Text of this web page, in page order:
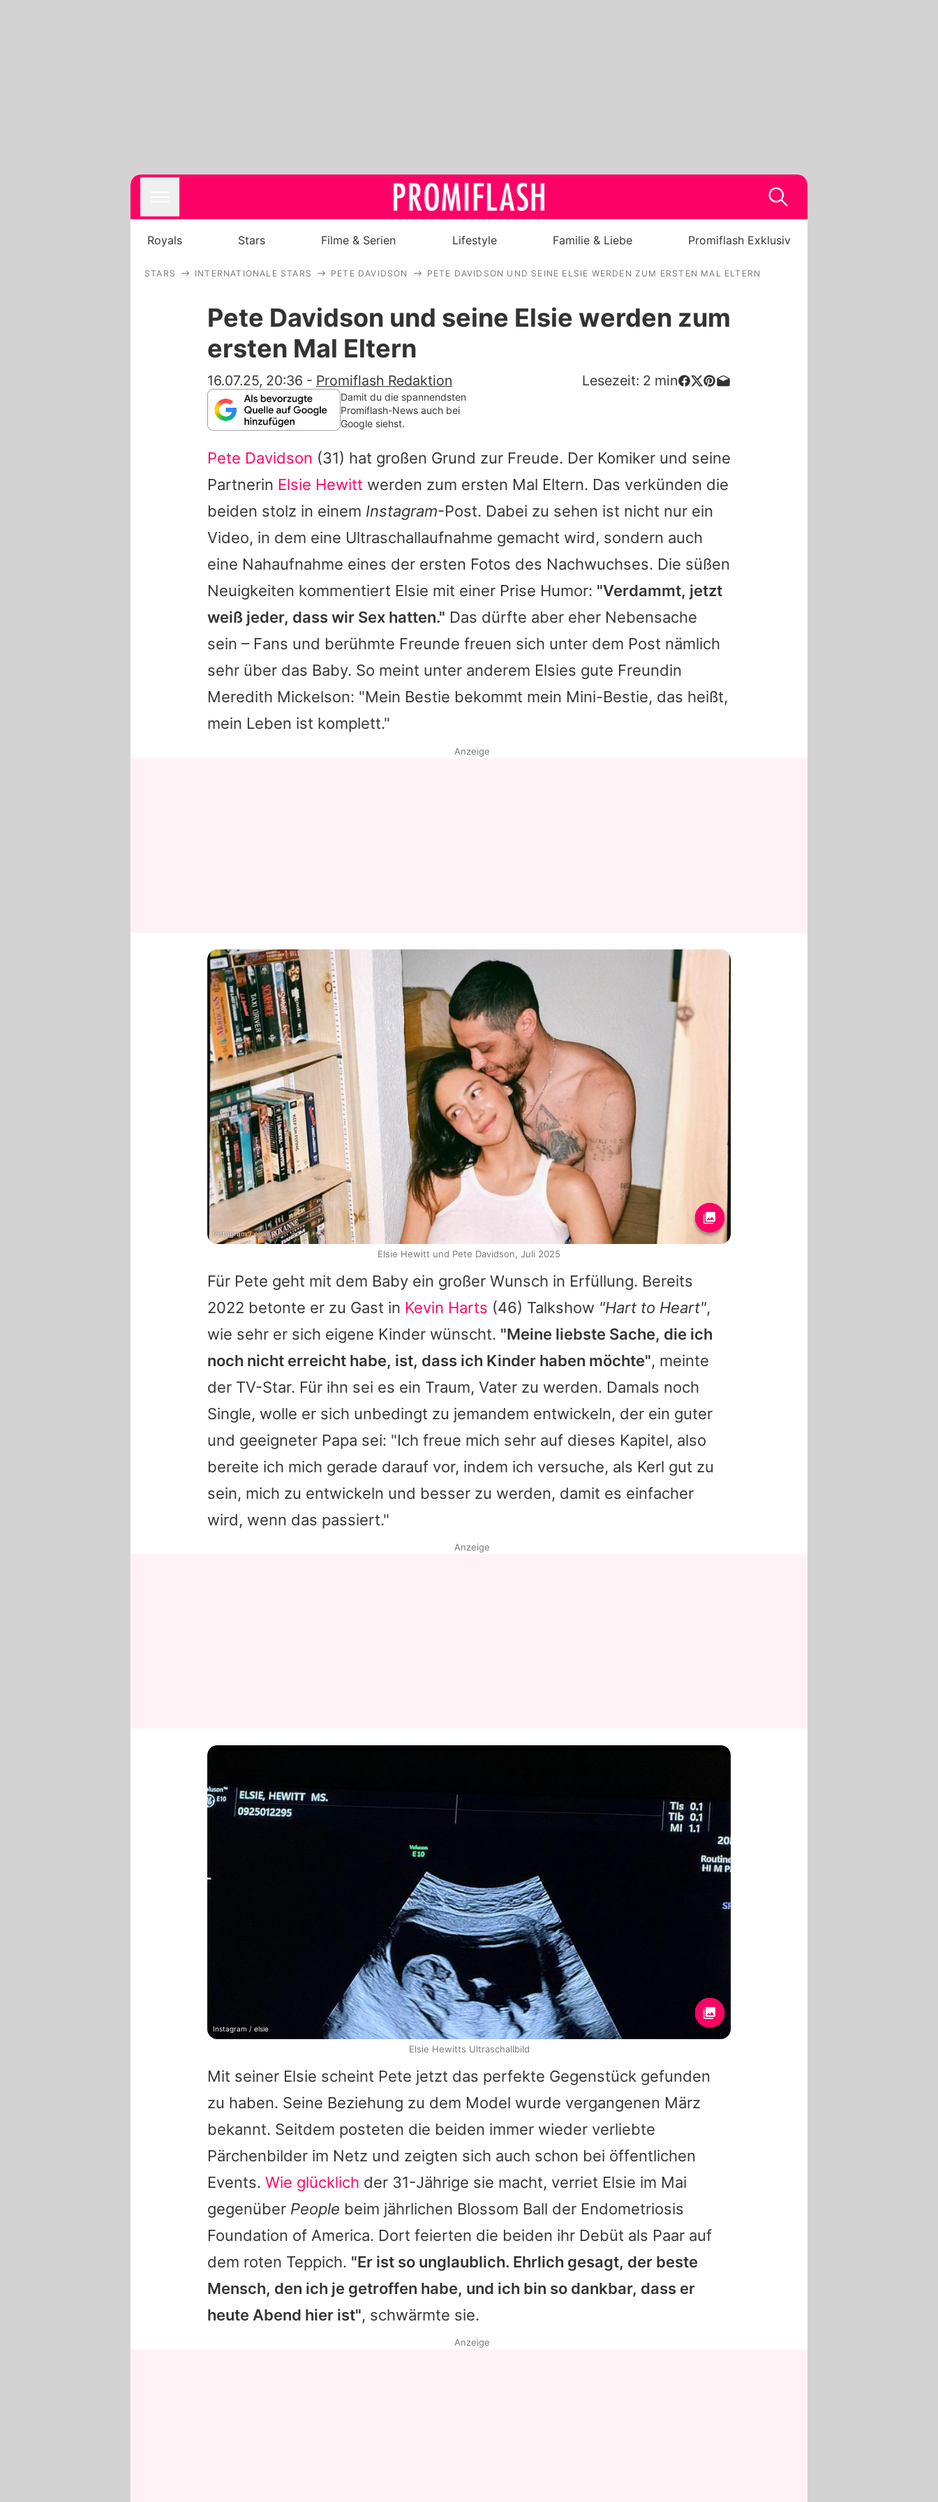
Royals
Stars
Familie & Liebe
App runterladen
Team
Redaktionelle Richtlinien
Impressum
Datenschutzerklärung
Nutzungsbedingungen
Royals Stars Filme & Serien Lifestyle Familie & Liebe Promiflash Exklusiv
STARS INTERNATIONALE STARS PETE DAVIDSON PETE DAVIDSON UND SEINE ELSIE WERDEN ZUM ERSTEN MAL ELTERN
Pete Davidson und seine Elsie werden zum
ersten Mal Eltern
16.07.25, 20:36 - Promiflash Redaktion Lesezeit: 2 min
Damit du die spannendsten
Promiflash-News auch bei
Google siehst.
Pete Davidson (31) hat großen Grund zur Freude. Der Komiker und seine
Partnerin Elsie Hewitt werden zum ersten Mal Eltern. Das verkünden die
beiden stolz in einem Instagram-Post. Dabei zu sehen ist nicht nur ein
Video, in dem eine Ultraschallaufnahme gemacht wird, sondern auch
eine Nahaufnahme eines der ersten Fotos des Nachwuchses. Die süßen
Neuigkeiten kommentiert Elsie mit einer Prise Humor: "Verdammt, jetzt
weiß jeder, dass wir Sex hatten." Das dürfte aber eher Nebensache
sein – Fans und berühmte Freunde freuen sich unter dem Post nämlich
sehr über das Baby. So meint unter anderem Elsies gute Freundin
Meredith Mickelson: "Mein Bestie bekommt mein Mini-Bestie, das heißt,
mein Leben ist komplett."
Für Pete geht mit dem Baby ein großer Wunsch in Erfüllung. Bereits
2022 betonte er zu Gast in Kevin Harts (46) Talkshow "Hart to Heart",
wie sehr er sich eigene Kinder wünscht. "Meine liebste Sache, die ich
noch nicht erreicht habe, ist, dass ich Kinder haben möchte", meinte
der TV-Star. Für ihn sei es ein Traum, Vater zu werden. Damals noch
Single, wolle er sich unbedingt zu jemandem entwickeln, der ein guter
und geeigneter Papa sei: "Ich freue mich sehr auf dieses Kapitel, also
bereite ich mich gerade darauf vor, indem ich versuche, als Kerl gut zu
sein, mich zu entwickeln und besser zu werden, damit es einfacher
wird, wenn das passiert."
Mit seiner Elsie scheint Pete jetzt das perfekte Gegenstück gefunden
zu haben. Seine Beziehung zu dem Model wurde vergangenen März
bekannt. Seitdem posteten die beiden immer wieder verliebte
Pärchenbilder im Netz und zeigten sich auch schon bei öffentlichen
Events. Wie glücklich der 31-Jährige sie macht, verriet Elsie im Mai
gegenüber People beim jährlichen Blossom Ball der Endometriosis
Foundation of America. Dort feierten die beiden ihr Debüt als Paar auf
dem roten Teppich. "Er ist so unglaublich. Ehrlich gesagt, der beste
Mensch, den ich je getroffen habe, und ich bin so dankbar, dass er
heute Abend hier ist", schwärmte sie.
Anzeige
Instagram / elsie
Elsie Hewitt und Pete Davidson, Juli 2025
Anzeige
Instagram / elsie
Elsie Hewitts Ultraschallbild
Anzeige